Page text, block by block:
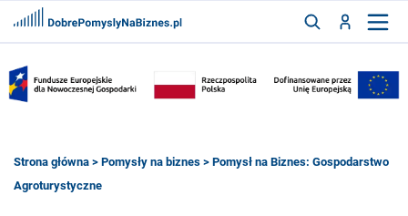
FRANCZYZY
Strona główna > Pomysły na biznes > Pomysł na Biznes: Gospodarstwo
Agroturystyczne